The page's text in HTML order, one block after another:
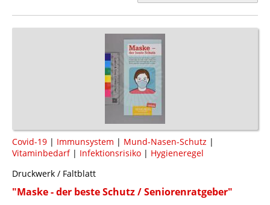
Covid-19 | Immunsystem | Mund-Nasen-Schutz |
Vitaminbedarf| Infektionsrisiko | Hygieneregel
Druckwerk / Faltblatt
"Maske - der beste Schutz / Seniorenratgeber"